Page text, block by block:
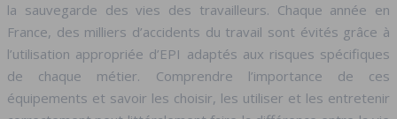
la sauvegarde des vies des travailleurs. Chaque année en
France, des milliers d’accidents du travail sont évités grâce à
l’utilisation appropriée d’EPI adaptés aux risques spécifiques
de chaque métier. Comprendre l’importance de ces
équipements et savoir les choisir, les utiliser et les entretenir